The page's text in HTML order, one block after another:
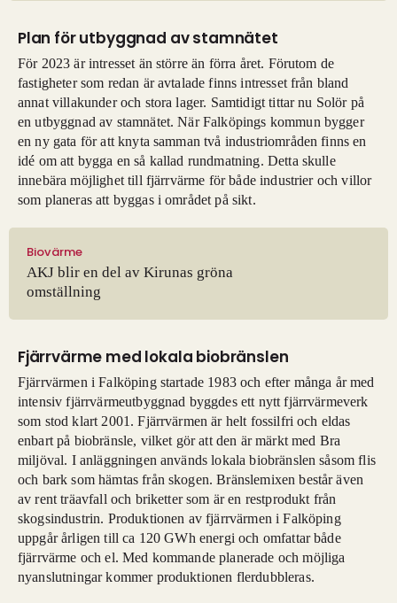
Plan för utbyggnad av stamnätet
För 2023 är intresset än större än förra året. Förutom de
fastigheter som redan är avtalade finns intresset från bland
annat villakunder och stora lager. Samtidigt tittar nu Solör på
en utbyggnad av stamnätet. När Falköpings kommun bygger
en ny gata för att knyta samman två industriområden finns en
idé om att bygga en så kallad rundmatning. Detta skulle
innebära möjlighet till fjärrvärme för både industrier och villor
som planeras att byggas i området på sikt.
Biovärme
AKJ blir en del av Kirunas gröna
omställning
Fjärrvärme med lokala biobränslen
Fjärrvärmen i Falköping startade 1983 och efter många år med
intensiv fjärrvärmeutbyggnad byggdes ett nytt fjärrvärmeverk
som stod klart 2001. Fjärrvärmen är helt fossilfri och eldas
enbart på biobränsle, vilket gör att den är märkt med Bra
miljöval. I anläggningen används lokala biobränslen såsom flis
och bark som hämtas från skogen. Bränslemixen består även
av rent träavfall och briketter som är en restprodukt från
skogsindustrin. Produktionen av fjärrvärmen i Falköping
uppgår årligen till ca 120 GWh energi och omfattar både
fjärrvärme och el. Med kommande planerade och möjliga
nyanslutningar kommer produktionen flerdubbleras.